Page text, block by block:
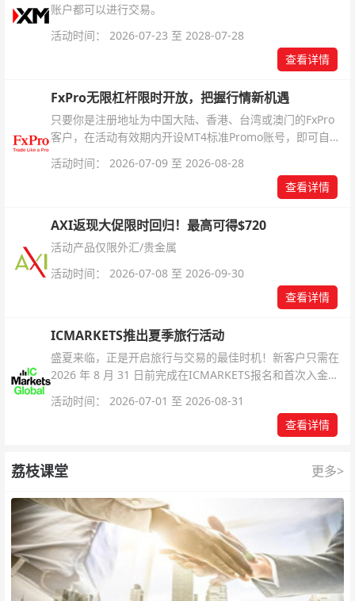
账户都可以进行交易。
活动时间： 2026-07-23 至 2028-07-28
查看详情
FxPro无限杠杆限时开放，把握行情新机遇
只要你是注册地址为中国大陆、香港、台湾或澳门的FxPro
客户，在活动有效期内开设MT4标准Promo账号，即可自动
活动时间： 2026-07-09 至 2026-08-28
查看详情
AXI返现大促限时回归！最高可得$720
活动产品仅限外汇/贵金属
活动时间： 2026-07-08 至 2026-09-30
查看详情
ICMARKETS推出夏季旅行活动
盛夏来临，正是开启旅行与交易的最佳时机！新客户只需在
2026 年 8 月 31 日前完成在ICMARKETS报名和首次入金即
活动时间： 2026-07-01 至 2026-08-31
查看详情
荔枝课堂 更多>